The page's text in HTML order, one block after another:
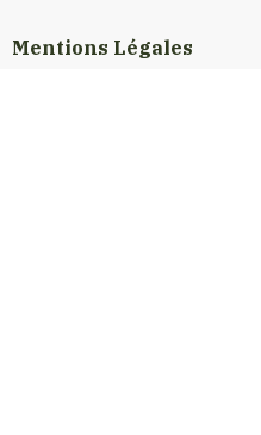
Mentions Légales